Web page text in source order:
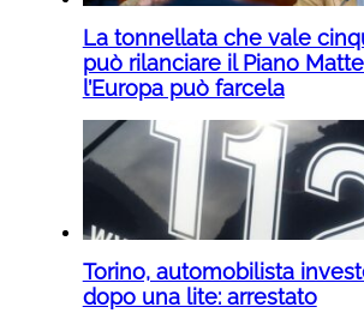
La tonnellata che vale
può rilanciare il Piano
l’Europa può farcela
Torino, automobilista
dopo una lite: arrestato